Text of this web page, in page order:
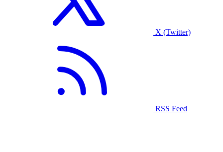
X (Twitter)
RSS Feed